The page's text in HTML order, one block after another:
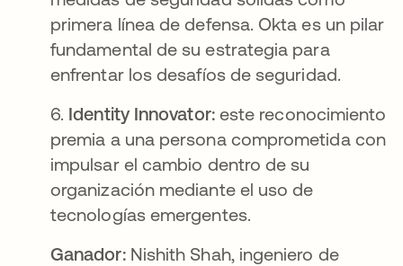
primera línea de defensa. Okta es un pilar
fundamental de su estrategia para
enfrentar los desafíos de seguridad.
6. Identity Innovator:este reconocimiento
premia a una persona comprometida con
impulsar el cambio dentro de su
organización mediante el uso de
tecnologías emergentes.
Ganador:Nishith Shah, ingeniero de